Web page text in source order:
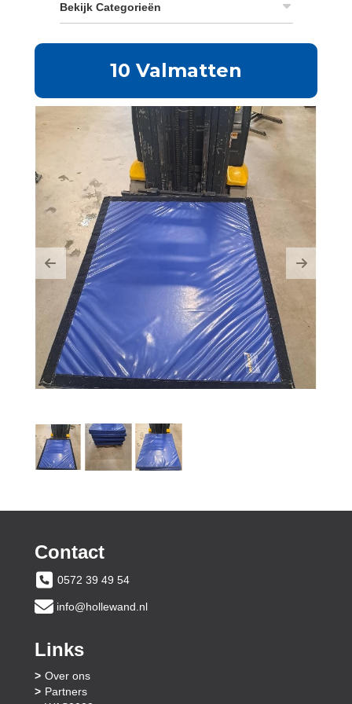
Bekijk Categorieën
10 Valmatten
Previous Next
Contact
0572 39 49 54
info@hollewand.nl
Links
Over ons
Partners